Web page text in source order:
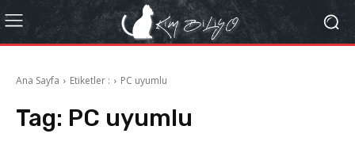
Ana Sayfa Etiketler : PC uyumlu
Tag: PC uyumlu